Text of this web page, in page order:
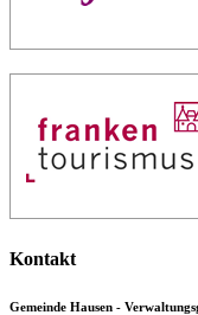
Kontakt
Gemeinde Hausen -